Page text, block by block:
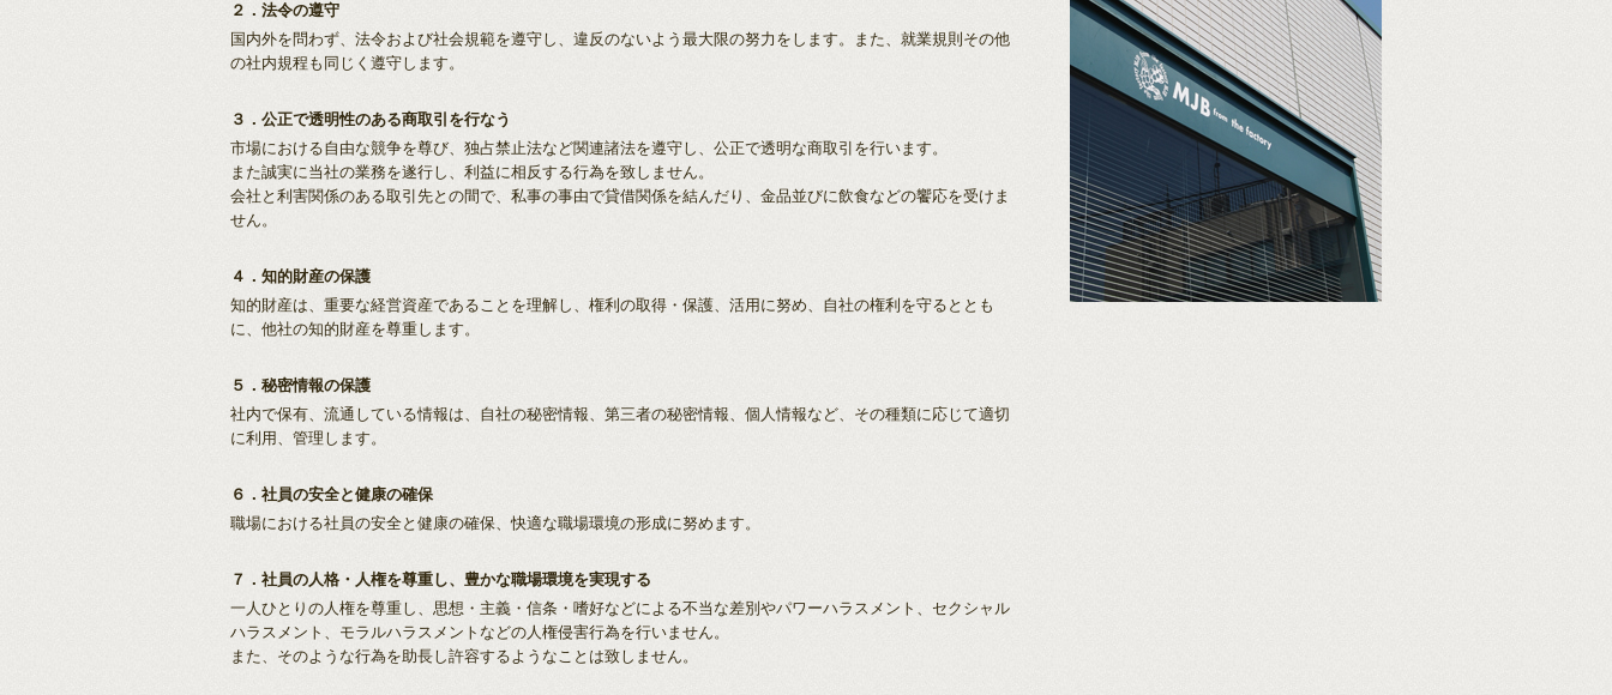
２．法令の遵守
国内外を問わず、法令および社会規範を遵守し、違反のないよう最大限の努力をします。また、就業規則その他
の社内規程も同じく遵守します。
３．公正で透明性のある商取引を行なう
市場における自由な競争を尊び、独占禁止法など関連諸法を遵守し、公正で透明な商取引を行います。
また誠実に当社の業務を遂行し、利益に相反する行為を致しません。
会社と利害関係のある取引先との間で、私事の事由で貸借関係を結んだり、金品並びに飲食などの饗応を受けま
せん。
４．知的財産の保護
知的財産は、重要な経営資産であることを理解し、権利の取得・保護、活用に努め、自社の権利を守るととも
に、他社の知的財産を尊重します。
５．秘密情報の保護
社内で保有、流通している情報は、自社の秘密情報、第三者の秘密情報、個人情報など、その種類に応じて適切
に利用、管理します。
６．社員の安全と健康の確保
職場における社員の安全と健康の確保、快適な職場環境の形成に努めます。
７．社員の人格・人権を尊重し、豊かな職場環境を実現する
一人ひとりの人権を尊重し、思想・主義・信条・嗜好などによる不当な差別やパワーハラスメント、セクシャル
ハラスメント、モラルハラスメントなどの人権侵害行為を行いません。
また、そのような行為を助長し許容するようなことは致しません。